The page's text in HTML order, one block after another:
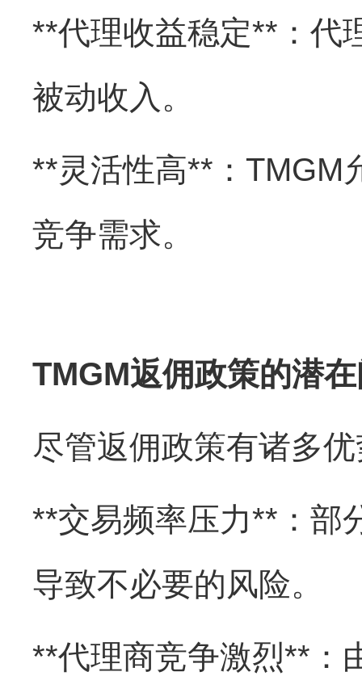
**代理收益稳定**：代
被动收入。
**灵活性高**：TMGM
竞争需求。
TMGM返佣政策的潜
尽管返佣政策有诸多
**交易频率压力**：部
导致不必要的风险。
**代理商竞争激烈**：